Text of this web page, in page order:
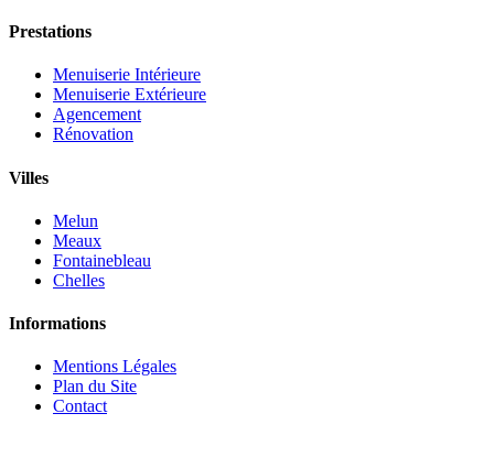
Prestations
Menuiserie Intérieure
Menuiserie Extérieure
Agencement
Rénovation
Villes
Melun
Meaux
Fontainebleau
Chelles
Informations
Mentions Légales
Plan du Site
Contact